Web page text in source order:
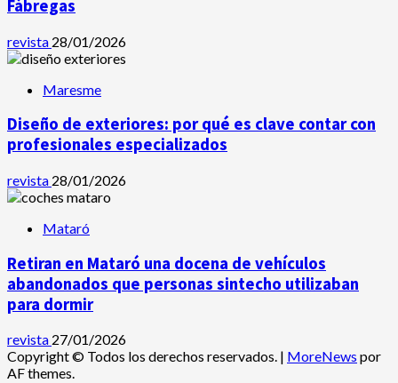
Fàbregas
revista 28/01/2026
Maresme
Diseño de exteriores: por qué es clave contar con
profesionales especializados
revista 28/01/2026
Mataró
Retiran en Mataró una docena de vehículos
abandonados que personas sintecho utilizaban
para dormir
revista 27/01/2026
Copyright © Todos los derechos reservados. | MoreNews por
AF themes.